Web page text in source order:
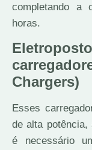
completando a
horas.
Chargers)
Esses
de alta potência,
é necessário